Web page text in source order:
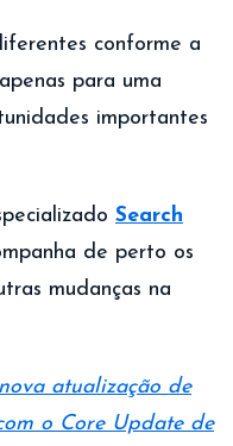
conforme a
para uma
importantes
Search
de perto os
mudanças na
atualização de
o Core Update de